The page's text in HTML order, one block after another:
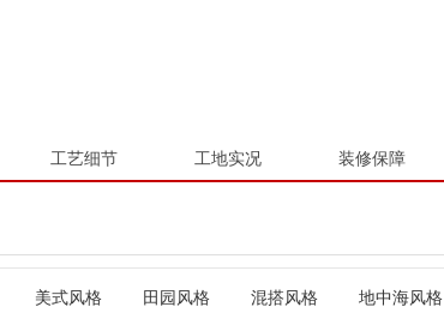
工艺细节 工地实况 装修保障
美式风格 田园风格 混搭风格 地中海风格